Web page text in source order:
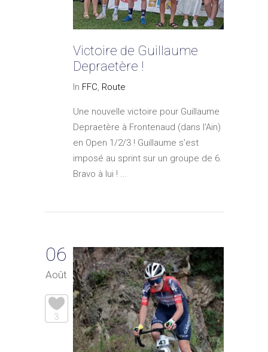
Victoire de Guillaume
Depraetère !
In FFC, Route
Une nouvelle victoire pour Guillaume
Depraetère à Frontenaud (dans l'Ain)
en Open 1/2/3 ! Guillaume s'est
imposé au sprint sur un groupe de 6.
Bravo à lui ! ...
06
Août
3